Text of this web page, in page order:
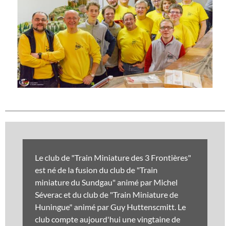
Le club de "Train Miniature des 3 Frontières"
est né de la fusion du club de "Train
miniature du Sundgau" animé par Michel
Séverac et du club de "Train Miniature de
Huningue" animé par Guy Huttenscmitt. Le
club compte aujourd'hui une vingtaine de